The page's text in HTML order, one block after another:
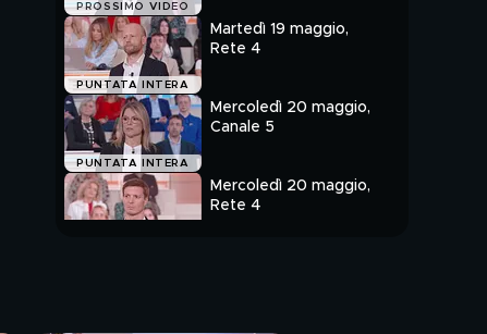
PROSSIMO VIDEO
PUNTATA INTERA
Martedì 19 maggio,
Rete 4
PUNTATA INTERA
Mercoledì 20 maggio,
Canale 5
Mercoledì 20 maggio,
Rete 4